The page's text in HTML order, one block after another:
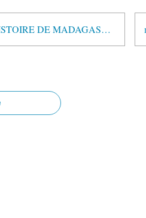
COMMENT RFI ECRIT L’HISTOIRE DE MADAGASCAR